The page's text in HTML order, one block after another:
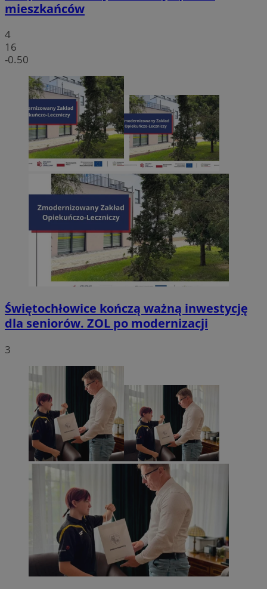
mieszkańców
4
16
-0.50
Świętochłowice kończą ważną inwestycję
dla seniorów. ZOL po modernizacji
3